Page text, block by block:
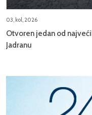
03, kol, 2026
Otvoren jedan od
Jadranu